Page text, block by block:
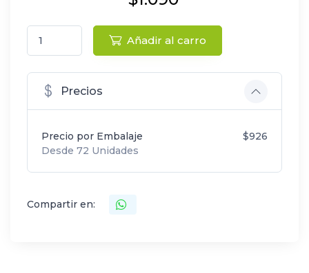
Añadir al carro
Precios
Precio por Embalaje
Desde 72 Unidades
$926
Compartir en: